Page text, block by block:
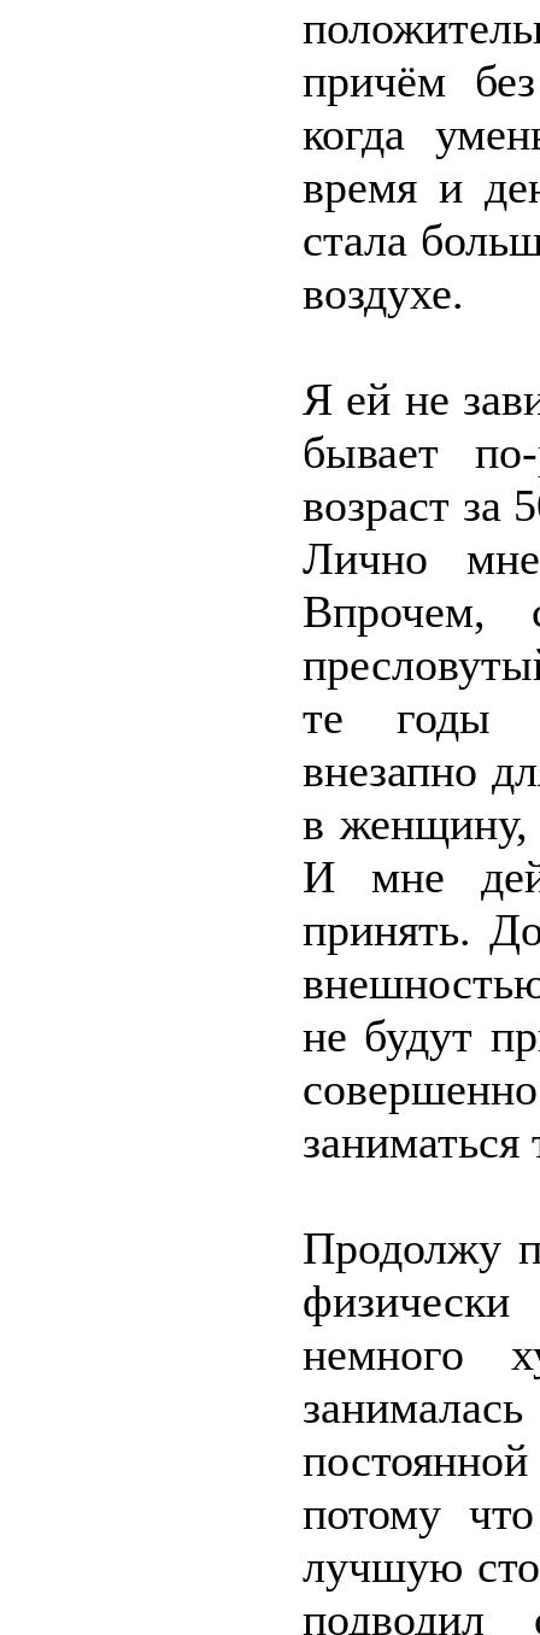
причём
когда
время и
стала
воздухе.
Я ей не
бывает
возраст за
Лично
те годы
внезапно
в женщину,
И мне
принять.
не будут
заниматься
Продолжу
немного
потому
лучшую
подводил